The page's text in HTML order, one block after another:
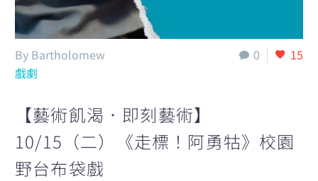
0 15
By Bartholomew
戲劇
【藝術飢渴．即刻藝術】
10/15（二）《走標！阿勇牯》校園
野台布袋戲